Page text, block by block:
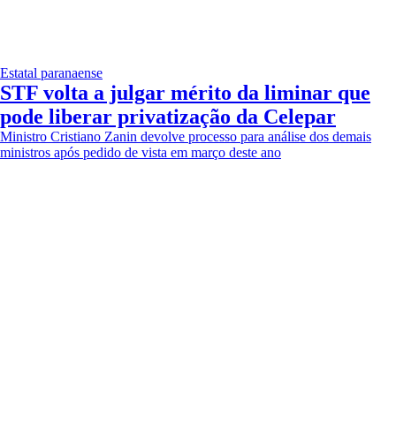
Estatal paranaense
STF volta a julgar mérito da liminar que
pode liberar privatização da Celepar
Ministro Cristiano Zanin devolve processo para análise dos demais
ministros após pedido de vista em março deste ano